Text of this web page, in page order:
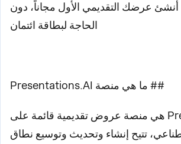
عرضك التقديمي الأول مجاناً، دون
الحاجة لبطاقة ائتمان
## ما هي منصة Presentations.AI
Presentations.AI هي منصة عروض تقديمية قائمة على
تتيح إنشاء وتحديث وتوسيع نطاق